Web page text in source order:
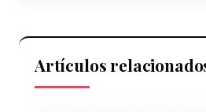
Artículos